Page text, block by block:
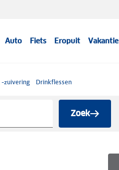
Auto Fiets Eropuit Vakantie
zuivering Drinkflessen
Zoek